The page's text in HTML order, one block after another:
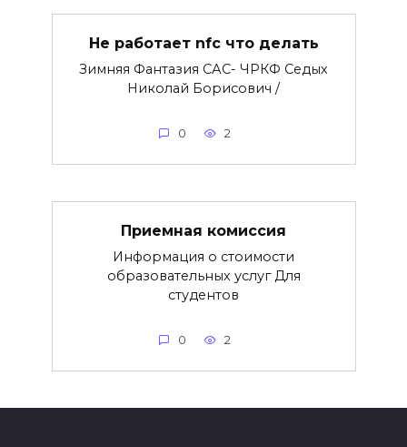
Не работает nfc что делать
Зимняя Фантазия САС- ЧРКФ Седых
Николай Борисович /
0 2
Приемная комиссия
Информация о стоимости
образовательных услуг Для
студентов
0 2